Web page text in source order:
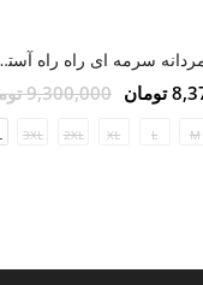
پیراهن مردانه
9,300,000 تومان
M
L
XL
2XL
3XL